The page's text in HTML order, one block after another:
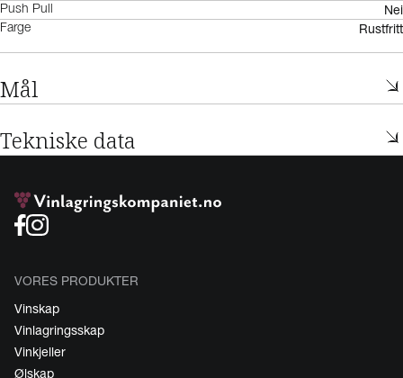
Push Pull Nei
Farge Rustfritt
Mål
Tekniske data
VORES PRODUKTER
Vinskap
Vinlagringsskap
Vinkjeller
Ølskap